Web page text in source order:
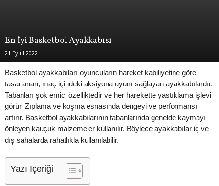
En İyi Basketbol Ayakkabısı
21 Eylül 2022
Basketbol ayakkabıları oyuncuların hareket kabiliyetine göre
tasarlanan, maç içindeki aksiyona uyum sağlayan ayakkabılardır.
Tabanları şok emici özelliktedir ve her harekette yastıklama işlevi
görür. Zıplama ve koşma esnasında dengeyi ve performansı
artırır. Basketbol ayakkabılarının tabanlarında genelde kaymayı
önleyen kauçuk malzemeler kullanılır. Böylece ayakkabılar iç ve
dış sahalarda rahatlıkla kullanılabilir.
Yazı İçeriği